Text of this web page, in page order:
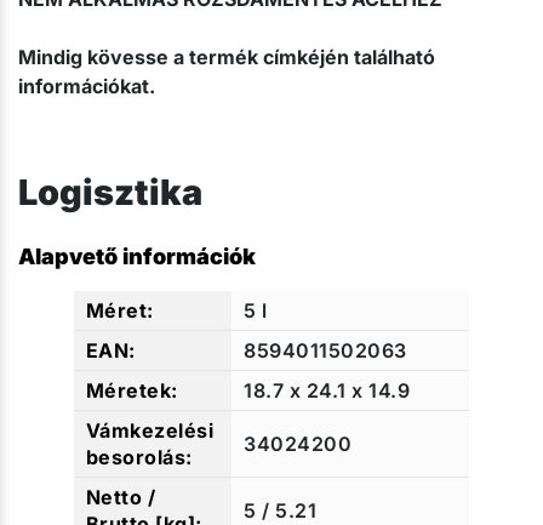
Mindig kövesse a termék címkéjén található
információkat.
Logisztika
Alapvető információk
5 l
8594011502063
18.7 x 24.1 x 14.9
34024200
5 / 5.21